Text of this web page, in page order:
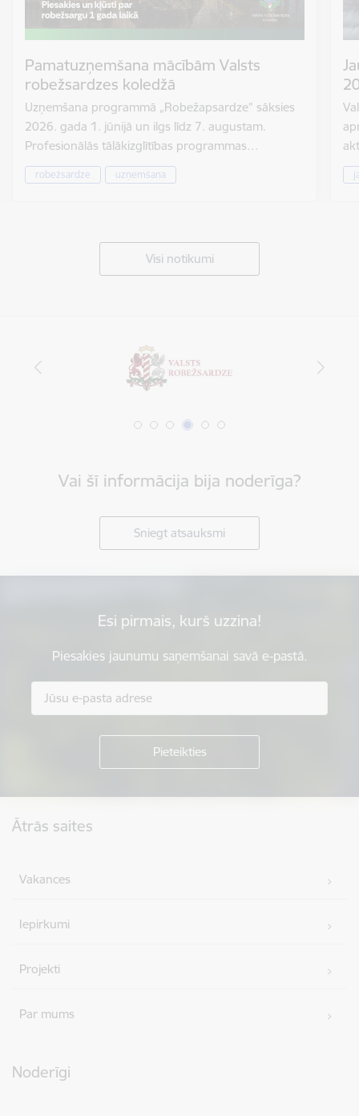
Pamatuzņemšana mācībām Valsts
robežsardzes koledžā
Uzņemšana programmā „Robežapsardze” sāksies
2026. gada 1. jūnijā un ilgs līdz 7. augustam.
Profesionālās tālākizglītības programmas…
robežsardze uzņemšana
Visi notikumi
Vai šī informācija bija noderīga?
Sniegt atsauksmi
Esi pirmais, kurš uzzina!
Piesakies jaunumu saņemšanai savā e-pastā.
Ātrās saites
Vakances
Iepirkumi
Projekti
Par mums
Noderīgi